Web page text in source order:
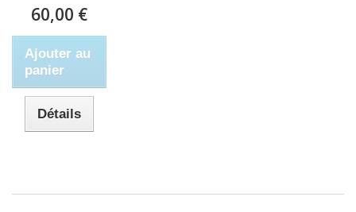
60,00 €
Ajouter au
panier
Détails